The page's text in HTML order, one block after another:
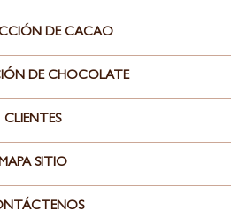
DE CACAO
DE CHOCOLATE
CLIENTES
SITIO